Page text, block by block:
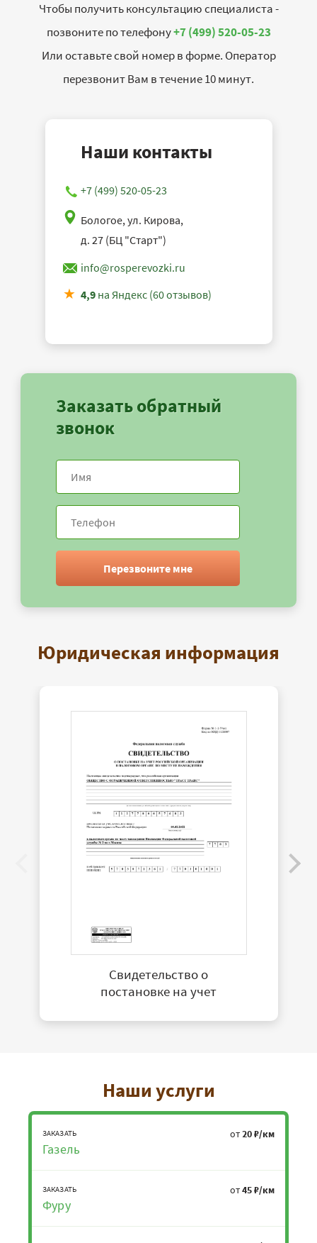
Чтобы получить консультацию специалиста -
позвоните по телефону+7 (499) 520-05-23
Или оставьте свой номер в форме. Оператор
перезвонит Вам в течение 10 минут.
Наши контакты
+7 (499) 520-05-23
Бологое, ул. Кирова,
д. 27 (БЦ "Старт")
info@rosperevozki.ru
4,9на Яндекс (60 отзывов)
Заказать обратный
звонок
Перезвоните мне
Юридическая информация
Свидетельство о
постановке на учет
Наши услуги
ЗАКАЗАТЬ
Газель
от20 ₽/км
ЗАКАЗАТЬ
Фуру
от45 ₽/км